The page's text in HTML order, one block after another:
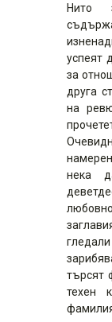
Нито
успеят
за
друга
на
нека
търсят
техен